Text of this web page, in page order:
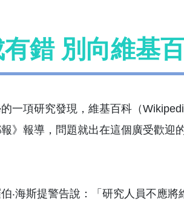
錯 別向維基
一項研究發現，維基百科（
》報導，問題就出在這個廣受歡迎
‧海斯提警告說：「研究人員不應